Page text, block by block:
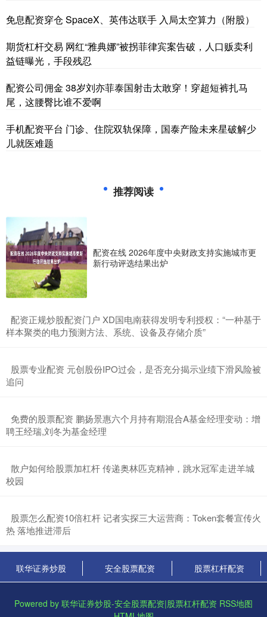
免息配资穿仓 SpaceX、英伟达联手 入局太空算力（附股）
期货杠杆交易 网红“雅典娜”被拐菲律宾案告破，人口贩卖利
益链曝光，手段残忍
配资公司佣金 38岁刘亦菲泰国射击太敢穿！穿超短裤扎马
尾，这腰臀比谁不爱啊
手机配资平台 门诊、住院双轨保障，国泰产险未来星破解少
儿就医难题
推荐阅读
配资在线 2026年度中央财政支持实施城市更
新行动评选结果出炉
​配资正规炒股配资门户 XD国电南获得发明专利授权：“一种基于
样本聚类的电力预测方法、系统、设备及存储介质”
​股票专业配资 元创股份IPO过会，是否充分揭示业绩下滑风险被
追问
​免费的股票配资 鹏扬景惠六个月持有期混合A基金经理变动：增
聘王经瑞,刘冬为基金经理
​散户如何给股票加杠杆 传递奥林匹克精神，跳水冠军走进羊城
校园
​股票怎么配资10倍杠杆 记者实探三大运营商：Token套餐宣传火
热 落地推进滞后
联华证券炒股 安全股票配资 股票杠杆配资
Powered by 联华证券炒股-安全股票配资|股票杠杆配资 RSS地图